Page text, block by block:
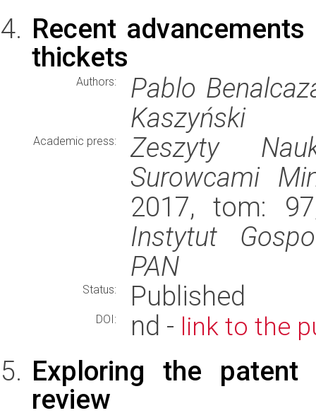
Recent
thickets
Authors:
Pablo
Kaszyński
Academic press:
Zeszyty
Surowcami
2017, tom:
Instytut
PAN
Status: Published
DOI: nd - link to the
Exploring the
review